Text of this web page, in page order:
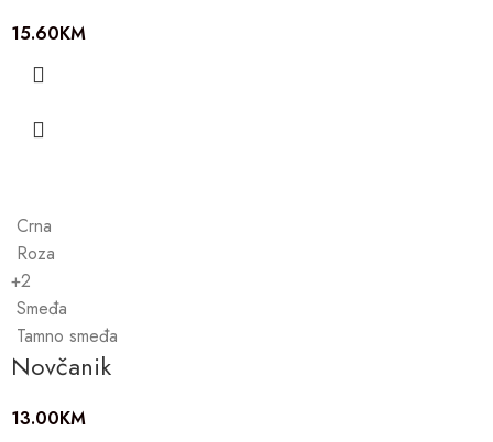
15.60KM
Crna
Roza
+2
Smeđa
Tamno smeđa
Novčanik
13.00KM